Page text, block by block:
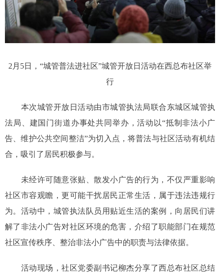
2月5日，“城管普法进社区”城管开放日活动在西总布社区举
行
本次城管开放日活动由市城管执法局联合东城区城管执
法局、建国门街道办事处共同举办，活动以“抵制非法小广
告、维护公共空间整洁”为切入点，将普法与社区活动有机结
合，吸引了居民积极参与。
未经许可随意张贴、散发小广告的行为，不仅严重影响
社区市容观瞻，更可能干扰居民正常生活，属于违法违规行
为。活动中，城管执法队员用贴近生活的案例，向居民们讲
解了非法小广告对社区环境的危害，介绍了职能部门在规范
社区宣传秩序、整治非法小广告中的职责与法律依据。
活动现场，社区党委副书记柳杰分享了西总布社区总结